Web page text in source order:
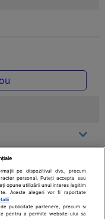
pe dispozitivul dvs., precum
personal. Puteți accepta sau
opune utilizării unui interes legitim
Aceste alegeri vor fi raportate
publicitate partenere, precum si
pentru a permite website-ului sa